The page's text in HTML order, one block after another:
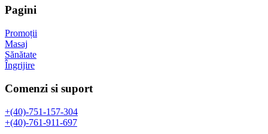
Pagini
Promoții
Masaj
Sănătate
Îngrijire
Comenzi si suport
+(40)-751-157-304
+(40)-761-911-697